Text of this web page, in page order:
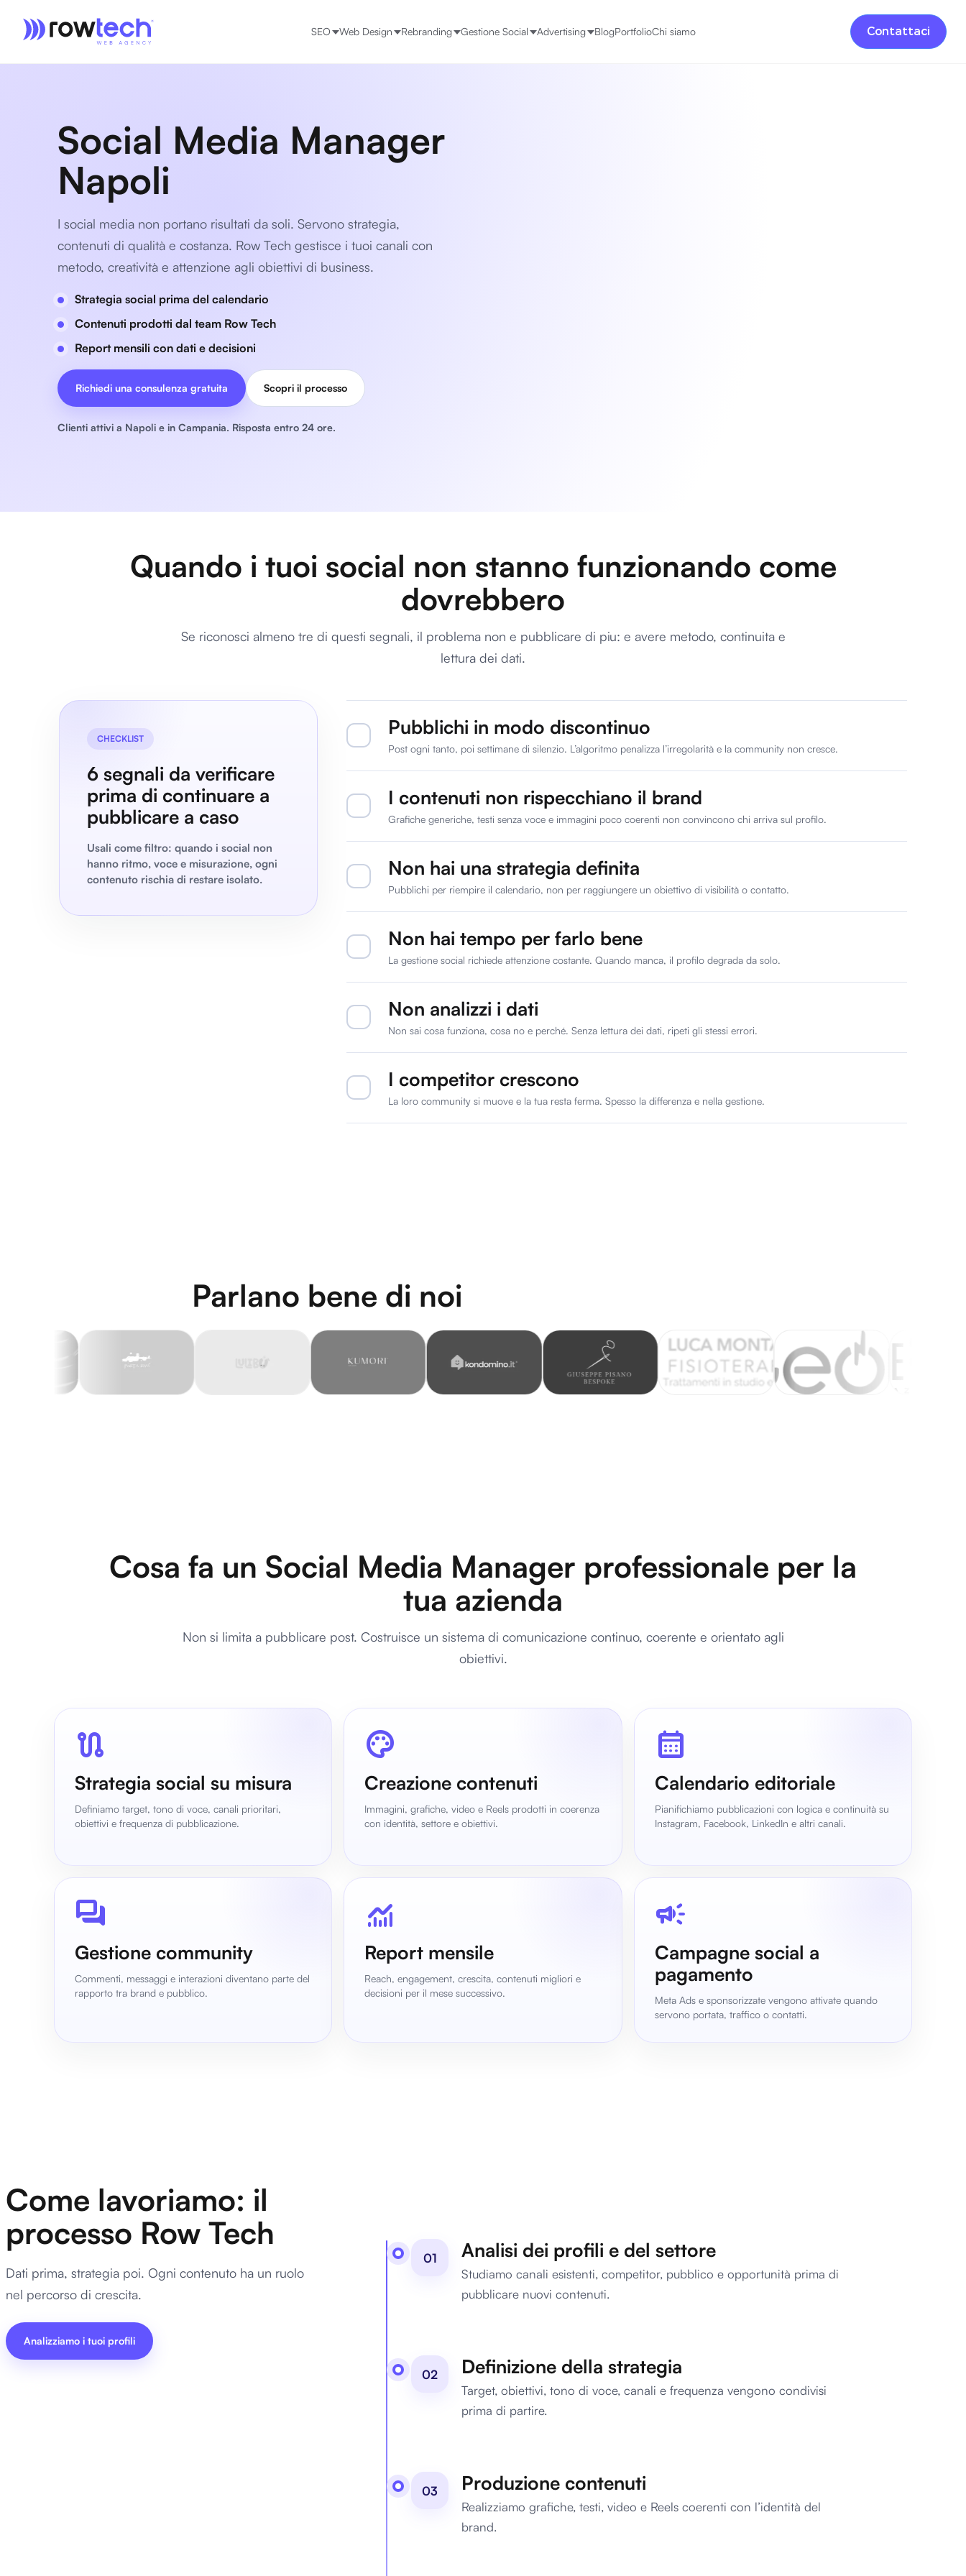
SEO Web Design Rebranding Gestione Social Advertising BlogPortfolioChi siamo Contattaci
Social Media Manager
Napoli
I social media non portano risultati da soli. Servono strategia,
contenuti di qualità e costanza. Row Tech gestisce i tuoi canali con
metodo, creatività e attenzione agli obiettivi di business.
Strategia social prima del calendario
Contenuti prodotti dal team Row Tech
Report mensili con dati e decisioni
Richiedi una consulenza gratuita Scopri il processo
Clienti attivi a Napoli e in Campania. Risposta entro 24 ore.
Quando i tuoi social non stanno funzionando come
dovrebbero
Se riconosci almeno tre di questi segnali, il problema non e pubblicare di piu: e avere metodo, continuita e
lettura dei dati.
CHECKLIST
6 segnali da verificare
prima di continuare a
pubblicare a caso
Usali come filtro: quando i social non
hanno ritmo, voce e misurazione, ogni
contenuto rischia di restare isolato.
Pubblichi in modo discontinuo
Post ogni tanto, poi settimane di silenzio. L’algoritmo penalizza l’irregolarità e la community non cresce.
I contenuti non rispecchiano il brand
Grafiche generiche, testi senza voce e immagini poco coerenti non convincono chi arriva sul profilo.
Non hai una strategia definita
Pubblichi per riempire il calendario, non per raggiungere un obiettivo di visibilità o contatto.
Non hai tempo per farlo bene
La gestione social richiede attenzione costante. Quando manca, il profilo degrada da solo.
Non analizzi i dati
Non sai cosa funziona, cosa no e perché. Senza lettura dei dati, ripeti gli stessi errori.
I competitor crescono
La loro community si muove e la tua resta ferma. Spesso la differenza e nella gestione.
Parlano bene di noi
Cosa fa un Social Media Manager professionale per la
tua azienda
Non si limita a pubblicare post. Costruisce un sistema di comunicazione continuo, coerente e orientato agli
obiettivi.
route
Strategia social su misura
Definiamo target, tono di voce, canali prioritari,
obiettivi e frequenza di pubblicazione.
palette
Creazione contenuti
Immagini, grafiche, video e Reels prodotti in coerenza
con identità, settore e obiettivi.
calendar_month
Calendario editoriale
Pianifichiamo pubblicazioni con logica e continuità su
Instagram, Facebook, LinkedIn e altri canali.
forum
Gestione community
Commenti, messaggi e interazioni diventano parte del
rapporto tra brand e pubblico.
monitoring
Report mensile
Reach, engagement, crescita, contenuti migliori e
decisioni per il mese successivo.
campaign
Campagne social a
pagamento
Meta Ads e sponsorizzate vengono attivate quando
servono portata, traffico o contatti.
Come lavoriamo: il
processo Row Tech
Dati prima, strategia poi. Ogni contenuto ha un ruolo
nel percorso di crescita.
Analizziamo i tuoi profili
01 Analisi dei profili e del settore
Studiamo canali esistenti, competitor, pubblico e opportunità prima di
pubblicare nuovi contenuti.
02 Definizione della strategia
Target, obiettivi, tono di voce, canali e frequenza vengono condivisi
prima di partire.
03 Produzione contenuti
Realizziamo grafiche, testi, video e Reels coerenti con l’identità del
brand.